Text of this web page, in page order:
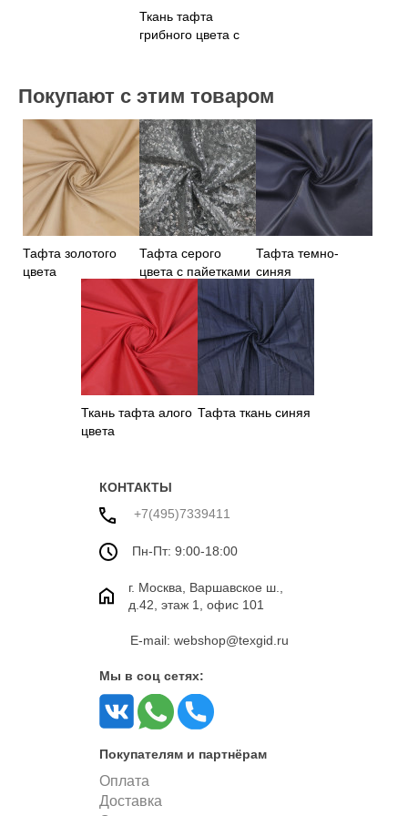
Ткань тафта
грибного цвета с
Покупают с этим товаром
Тафта золотого
цвета
Тафта серого
цвета с пайетками
Тафта темно-
синяя
Ткань тафта алого
цвета
Тафта ткань синяя
КОНТАКТЫ
+7(495)7339411
Пн-Пт: 9:00-18:00
г. Москва, Варшавское ш.,
д.42, этаж 1, офис 101
E-mail: webshop@texgid.ru
Мы в соц сетях:
Покупателям и партнёрам
Оплата
Доставка